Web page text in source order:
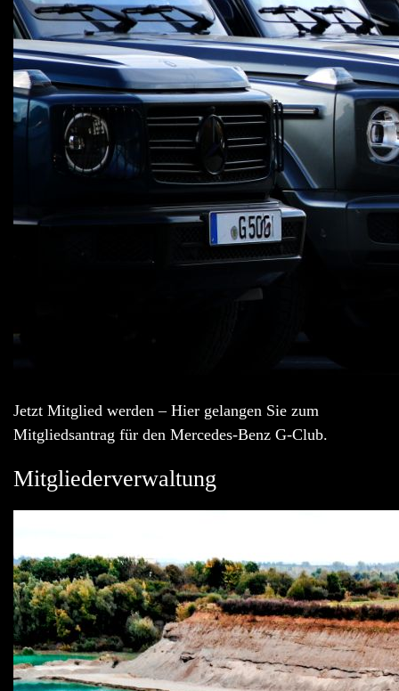
Jetzt Mitglied werden – Hier gelangen Sie zum
Mitgliedsantrag für den Mercedes-Benz G-Club.
Mitgliederverwaltung